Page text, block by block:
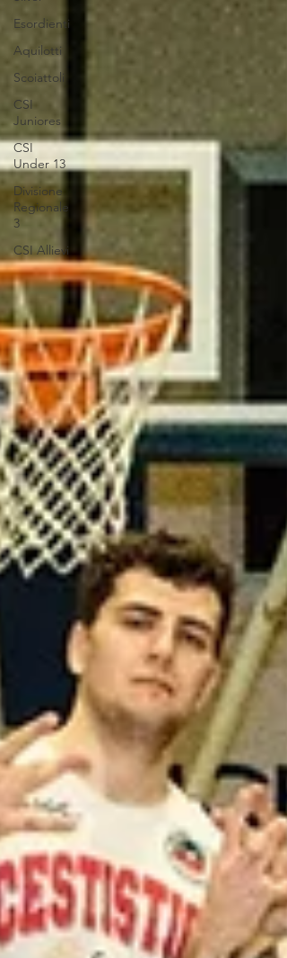
Esordienti
Aquilotti
Scoiattoli
CSI
Juniores
CSI
Under 13
Divisione
Regionale
3
CSI Allievi